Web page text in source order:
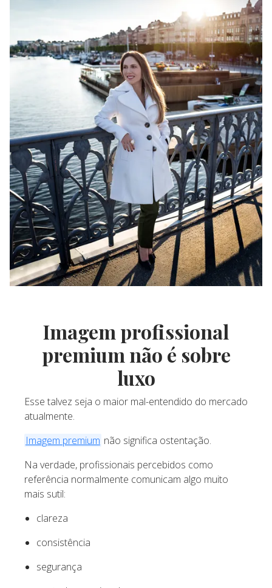
Imagem profissional
premium não é sobre
luxo
Esse talvez seja o maior mal-entendido do mercado
atualmente.
Imagem premium não significa ostentação.
Na verdade, profissionais percebidos como
referência normalmente comunicam algo muito
mais sutil:
clareza
consistência
segurança